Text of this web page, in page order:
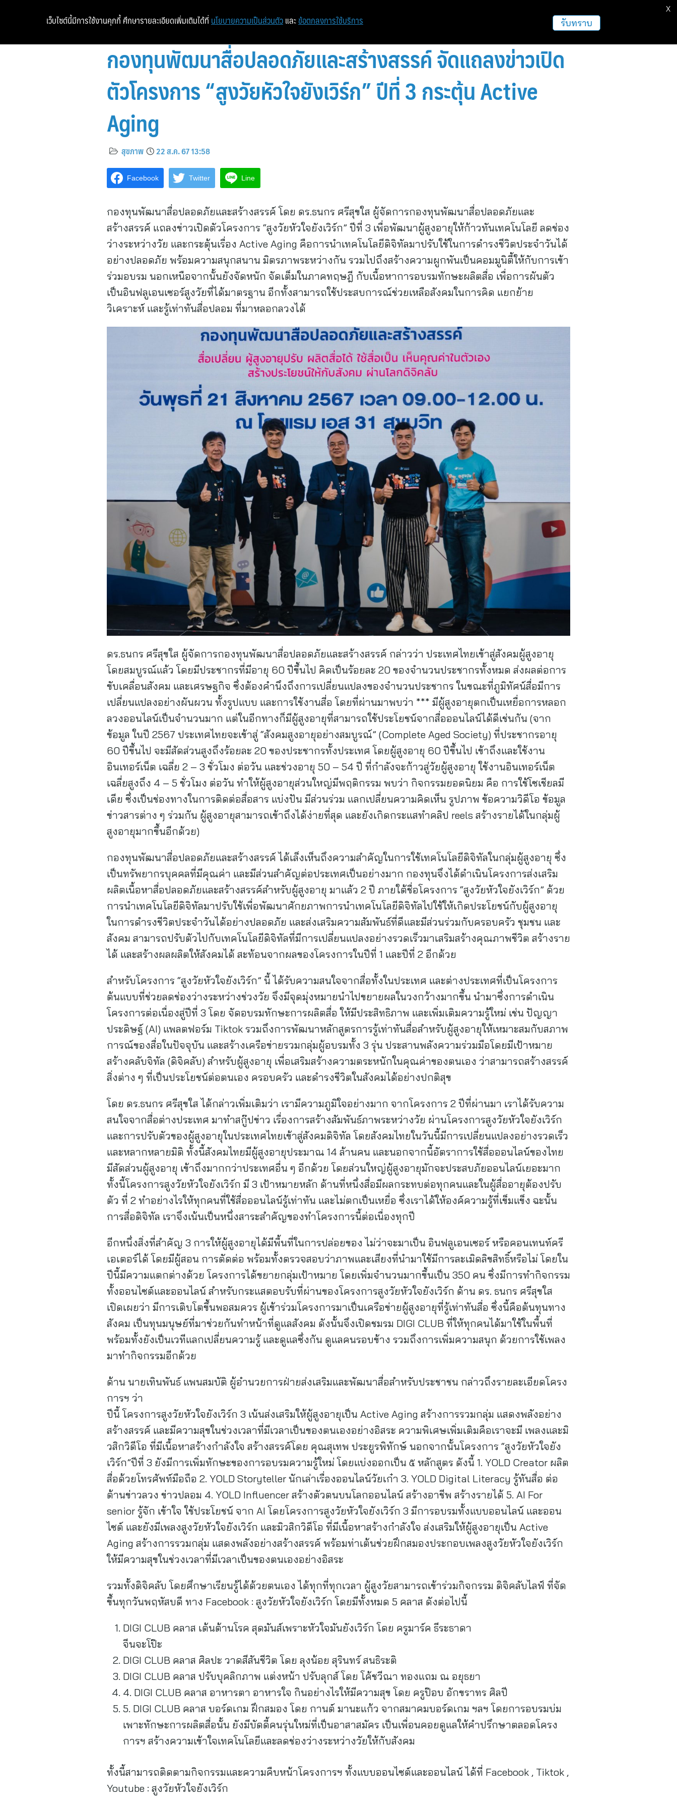
กองทุนพัฒนาสื่อปลอดภัยและสร้างสรรค์ จัดแถลงข่าวเปิด
ตัวโครงการ “สูงวัยหัวใจยังเวิร์ก” ปีที่ 3 กระตุ้น Active
Aging
สุขภาพ 22 ส.ค. 67 13:58
Facebook Twitter Line
กองทุนพัฒนาสื่อปลอดภัยและสร้างสรรค์ โดย ดร.ธนกร ศรีสุขใส ผู้จัดการกองทุนพัฒนาสื่อปลอดภัยและ
สร้างสรรค์ แถลงข่าวเปิดตัวโครงการ “สูงวัยหัวใจยังเวิร์ก” ปีที่ 3 เพื่อพัฒนาผู้สูงอายุให้ก้าวทันเทคโนโลยี ลดช่อง
ว่างระหว่างวัย และกระตุ้นเรื่อง Active Aging คือการนำเทคโนโลยีดิจิทัลมาปรับใช้ในการดำรงชีวิตประจำวันได้
อย่างปลอดภัย พร้อมความสนุกสนาน มิตรภาพระหว่างกัน รวมไปถึงสร้างความผูกพันเป็นคอมมูนิตี้ให้กับการเข้า
ร่วมอบรม นอกเหนือจากนั้นยังจัดหนัก จัดเต็มในภาคทฤษฎี กับเนื้อหาการอบรมทักษะผลิตสื่อ เพื่อการผันตัว
เป็นอินฟลูเอนเซอร์สูงวัยที่ได้มาตรฐาน อีกทั้งสามารถใช้ประสบการณ์ช่วยเหลือสังคมในการคิด แยกย้าย
วิเคราะห์ และรู้เท่าทันสื่อปลอม ที่มาหลอกลวงได้
ดร.ธนกร ศรีสุขใส ผู้จัดการกองทุนพัฒนาสื่อปลอดภัยและสร้างสรรค์ กล่าวว่า ประเทศไทยเข้าสู่สังคมผู้สูงอายุ
โดยสมบูรณ์แล้ว โดยมีประชากรที่มีอายุ 60 ปีขึ้นไป คิดเป็นร้อยละ 20 ของจำนวนประชากรทั้งหมด ส่งผลต่อการ
ขับเคลื่อนสังคม และเศรษฐกิจ ซึ่งต้องคำนึงถึงการเปลี่ยนแปลงของจำนวนประชากร ในขณะที่ภูมิทัศน์สื่อมีการ
เปลี่ยนแปลงอย่างผันผวน ทั้งรูปแบบ และการใช้งานสี่อ โดยที่ผ่านมาพบว่า *** มีผู้สูงอายุตกเป็นเหยื่อการหลอก
ลวงออนไลน์เป็นจำนวนมาก แต่ในอีกทางก็มีผู้สูงอายุที่สามารถใช้ประโยชน์จากสื่อออนไลน์ได้ดีเช่นกัน (จาก
ข้อมูล ในปี 2567 ประเทศไทยจะเข้าสู่ “สังคมสูงอายุอย่างสมบูรณ์” (Complete Aged Society) ที่ประชากรอายุ
60 ปีขึ้นไป จะมีสัดส่วนสูงถึงร้อยละ 20 ของประชากรทั้งประเทศ โดยผู้สูงอายุ 60 ปีขึ้นไป เข้าถึงและใช้งาน
อินเทอร์เน็ต เฉลี่ย 2 – 3 ชั่วโมง ต่อวัน และช่วงอายุ 50 – 54 ปี ที่กำลังจะก้าวสู่วัยผู้สูงอายุ ใช้งานอินเทอร์เน็ต
เฉลี่ยสูงถึง 4 – 5 ชั่วโมง ต่อวัน ทำให้ผู้สูงอายุส่วนใหญ่มีพฤติกรรม พบว่า กิจกรรมยอดนิยม คือ การใช้โซเชียลมี
เดีย ซึ่งเป็นช่องทางในการติดต่อสื่อสาร แบ่งปัน มีส่วนร่วม แลกเปลี่ยนความคิดเห็น รูปภาพ ข้อความวิดีโอ ข้อมูล
ข่าวสารต่าง ๆ ร่วมกัน ผู้สูงอายุสามารถเข้าถึงได้ง่ายที่สุด และยังเกิดกระแสทำคลิป reels สร้างรายได้ในกลุ่มผู้
สูงอายุมากขึ้นอีกด้วย)
กองทุนพัฒนาสื่อปลอดภัยและสร้างสรรค์ ได้เล็งเห็นถึงความสำคัญในการใช้เทคโนโลยีดิจิทัลในกลุ่มผู้สูงอายุ ซึ่ง
เป็นทรัพยากรบุคคลที่มีคุณค่า และมีส่วนสำคัญต่อประเทศเป็นอย่างมาก กองทุนจึงได้ดำเนินโครงการส่งเสริม
ผลิตเนื้อหาสื่อปลอดภัยและสร้างสรรค์สำหรับผู้สูงอายุ มาแล้ว 2 ปี ภายใต้ชื่อโครงการ “สูงวัยหัวใจยังเวิร์ก” ด้วย
การนำเทคโนโลยีดิจิทัลมาปรับใช้เพื่อพัฒนาศักยภาพการนำเทคโนโลยีดิจิทัลไปใช้ให้เกิดประโยชน์กับผู้สูงอายุ
ในการดำรงชีวิตประจำวันได้อย่างปลอดภัย และส่งเสริมความสัมพันธ์ที่ดีและมีส่วนร่วมกับครอบครัว ชุมชน และ
สังคม สามารถปรับตัวไปกับเทคโนโลยีดิจิทัลที่มีการเปลี่ยนแปลงอย่างรวดเร็วมาเสริมสร้างคุณภาพชีวิต สร้างราย
ได้ และสร้างผลผลิตให้สังคมได้ สะท้อนจากผลของโครงการในปีที่ 1 และปีที่ 2 อีกด้วย
สำหรับโครงการ “สูงวัยหัวใจยังเวิร์ก” นี้ ได้รับความสนใจจากสื่อทั้งในประเทศ และต่างประเทศที่เป็นโครงการ
ต้นแบบที่ช่วยลดช่องว่างระหว่างช่วงวัย จึงมีจุดมุ่งหมายนำไปขยายผลในวงกว้างมากขึ้น นำมาซึ่งการดำเนิน
โครงการต่อเนื่องสู่ปีที่ 3 โดย จัดอบรมทักษะการผลิตสื่อ ให้มีประสิทธิภาพ และเพิ่มเติมความรู้ใหม่ เช่น ปัญญา
ประดิษฐ์ (AI) แพลตฟอร์ม Tiktok รวมถึงการพัฒนาหลักสูตรการรู้เท่าทันสื่อสำหรับผู้สูงอายุให้เหมาะสมกับสภาพ
การณ์ของสื่อในปัจจุบัน และสร้างเครือข่ายรวมกลุ่มผู้อบรมทั้ง 3 รุ่น ประสานพลังความร่วมมือโดยมีเป้าหมาย
สร้างคลับจิทัล (ดิจิคลับ) สำหรับผู้สูงอายุ เพื่อเสริมสร้างความตระหนักในคุณค่าของตนเอง ว่าสามารถสร้างสรรค์
สิ่งต่าง ๆ ที่เป็นประโยชน์ต่อตนเอง ครอบครัว และดำรงชีวิตในสังคมได้อย่างปกติสุข
โดย ดร.ธนกร ศรีสุขใส ได้กล่าวเพิ่มเติมว่า เรามีความภูมิใจอย่างมาก จากโครงการ 2 ปีที่ผ่านมา เราได้รับความ
สนใจจากสื่อต่างประเทศ มาทำสกู๊ปข่าว เรื่องการสร้างสัมพันธ์ภาพระหว่างวัย ผ่านโครงการสูงวัยหัวใจยังเวิร์ก
และการปรับตัวของผู้สูงอายุในประเทศไทยเข้าสู่สังคมดิจิทัล โดยสังคมไทยในวันนี้มีการเปลี่ยนแปลงอย่างรวดเร็ว
และหลากหลายมิติ ทั้งนี้สังคมไทยมีผู้สูงอายุประมาณ 14 ล้านคน และนอกจากนี้อัตราการใช้สื่อออนไลน์ของไทย
มีสัดส่วนผู้สูงอายุ เข้าถึงมากกว่าประเทศอื่น ๆ อีกด้วย โดยส่วนใหญ่ผู้สูงอายุมักจะประสบภัยออนไลน์เยอะมาก
ทั้งนี้โครงการสูงวัยหัวใจยังเวิร์ก มี 3 เป้าหมายหลัก ด้านที่หนึ่งสื่อมีผลกระทบต่อทุกคนและในผู้สื่ออายุต้องปรับ
ตัว ที่ 2 ทำอย่างไรให้ทุกคนที่ใช้สื่อออนไลน์รู้เท่าทัน และไม่ตกเป็นเหยื่อ ซึ่งเราได้ให้องค์ความรู้ที่เข็มแข็ง ฉะนั้น
การสื่อดิจิทัล เราจึงเน้นเป็นหนึ่งสาระสำคัญของทำโครงการนี้ต่อเนื่องทุกปี
อีกหนึ่งสิ่งที่สำคัญ 3 การให้ผู้สูงอายุได้มีพื้นที่ในการปล่อยของ ไม่ว่าจะมาเป็น อินฟลูเอนเซอร์ หรือคอนเทนท์ครี
เอเตอร์ได้ โดยมีผู้สอน การตัดต่อ พร้อมทั้งตรวจสอบว่าภาพและเสียงที่นำมาใช้มีการละเมิดลิขสิทธิ์หรือไม่ โดยใน
ปีนี้มีความแตกต่างด้วย โครงการได้ขยายกลุ่มเป้าหมาย โดยเพิ่มจำนวนมากขึ้นเป็น 350 คน ซึ่งมีการทำกิจกรรม
ทั้งออนไซต์และออนไลน์ สำหรับกระแสตอบรับที่ผ่านของโครงการสูงวัยหัวใจยังเวิร์ก ด้าน ดร. ธนกร ศรีสุขใส
เปิดเผยว่า มีการเติบโตขึ้นพอสมควร ผู้เข้าร่วมโครงการมาเป็นเครือข่ายผู้สูงอายุที่รู้เท่าทันสื่อ ซึ่งนี้คือต้นทุนทาง
สังคม เป็นทุนมนุษย์ที่มาช่วยกันทำหน้าที่ดูแลสังคม ดังนั้นจึงเปิดชมรม DIGI CLUB ที่ให้ทุกคนได้มาใช้ในพื้นที่
พร้อมทั้งยังเป็นเวทีแลกเปลี่ยนความรู้ และดูแลซึ่งกัน ดูแลคนรอบข้าง รวมถึงการเพิ่มความสนุก ด้วยการใช้เพลง
มาทำกิจกรรมอีกด้วย
ด้าน นายเทินพันธ์ แพนสมบัติ ผู้อำนวยการฝ่ายส่งเสริมและพัฒนาสื่อสำหรับประชาชน กล่าวถึงรายละเอียดโครง
การฯ ว่า
ปีนี้ โครงการสูงวัยหัวใจยังเวิร์ก 3 เน้นส่งเสริมให้ผู้สูงอายุเป็น Active Aging สร้างการรวมกลุ่ม แสดงพลังอย่าง
สร้างสรรค์ และมีความสุขในช่วงเวลาที่มีเวลาเป็นของตนเองอย่างอิสระ ความพิเศษเพิ่มเติมคือเราจะมี เพลงและมิ
วสิกวิดีโอ ที่มีเนื้อหาสร้างกำลังใจ สร้างสรรค์โดย คุณสุเทพ ประยูรพิทักษ์ นอกจากนั้นโครงการ “สูงวัยหัวใจยัง
เวิร์ก”ปีที่ 3 ยังมีการเพิ่มทักษะของการอบรมความรู้ใหม่ โดยแบ่งออกเป็น ๕ หลักสูตร ดังนี้ 1. YOLD Creator ผลิต
สื่อด้วยโทรศัพท์มือถือ 2. YOLD Storyteller นักเล่าเรื่องออนไลน์วัยเก๋า 3. YOLD Digital Literacy รู้ทันสื่อ ต่อ
ต้านข่าวลวง ข่าวปลอม 4. YOLD Influencer สร้างตัวตนบนโลกออนไลน์ สร้างอาชีพ สร้างรายได้ 5. AI For
senior รู้จัก เข้าใจ ใช้ประโยชน์ จาก AI โดยโครงการสูงวัยหัวใจยังเวิร์ก 3 มีการอบรมทั้งแบบออนไลน์ และออน
ไซต์ และยังมีเพลงสูงวัยหัวใจยังเวิร์ก และมิวสิกวิดีโอ ที่มีเนื้อหาสร้างกำลังใจ ส่งเสริมให้ผู้สูงอายุเป็น Active
Aging สร้างการรวมกลุ่ม แสดงพลังอย่างสร้างสรรค์ พร้อมท่าเต้นช่วยฝึกสมองประกอบเพลงสูงวัยหัวใจยังเวิร์ก
ให้มีความสุขในช่วงเวลาที่มีเวลาเป็นของตนเองอย่างอิสระ
รวมทั้งดิจิคลับ โดยศึกษาเรียนรู้ได้ด้วยตนเอง ได้ทุกที่ทุกเวลา ผู้สูงวัยสามารถเข้าร่วมกิจกรรม ดิจิคลับไลฟ์ ที่จัด
ขึ้นทุกวันพฤหัสบดี ทาง Facebook : สูงวัยหัวใจยังเวิร์ก โดยมีทั้งหมด 5 คลาส ดังต่อไปนี้
DIGI CLUB คลาส เต้นต้านโรค สุดมันส์เพราะหัวใจมันยังเวิร์ก โดย ครูมาร์ค ธีระธาดา
จีนจะโป๊ะ
DIGI CLUB คลาส ศิลปะ วาดสีสันชีวิต โดย ลุงน้อย สุรินทร์ สนธิระติ
DIGI CLUB คลาส ปรับบุคลิกภาพ แต่งหน้า ปรับลุกส์ โดย โค้ชวีณา ทองแถม ณ อยุธยา
4. DIGI CLUB คลาส อาหารตา อาหารใจ กินอย่างไรให้มีความสุข โดย ครูป๊อบ อักขราทร ศิลปี
5. DIGI CLUB คลาส บอร์ดเกม ฝึกสมอง โดย กานต์ มานะแก้ว จากสมาคมบอร์ดเกม ฯลฯ โดยการอบรมบ่ม
เพาะทักษะการผลิตสื่อนั้น ยังมีบัดดี้คนรุ่นใหม่ที่เป็นอาสาสมัคร เป็นเพื่อนคอยดูแลให้คำปรึกษาตลอดโครง
การฯ สร้างความเข้าใจเทคโนโลยีและลดช่องว่างระหว่างวัยให้กับสังคม
ทั้งนี้สามารถติดตามกิจกรรมและความคืบหน้าโครงการฯ ทั้งแบบออนไซต์และออนไลน์ ได้ที่ Facebook , Tiktok ,
Youtube : สูงวัยหัวใจยังเวิร์ก
เว็บไซต์นี้มีการใช้งานคุกกี้ ศึกษารายละเอียดเพิ่มเติมได้ที่ นโยบายความเป็นส่วนตัว และ ข้อตกลงการใช้บริการ รับทราบ
X